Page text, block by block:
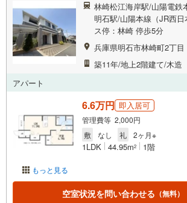
林崎松江海岸駅/山陽電鉄
明石駅/山陽本線（JR西
ス停：林崎 停歩5分
兵庫県明石市林崎町2丁目
築11年/地上2階建て/木造
アパート
もっと見る
6.6万円 即入居可
管理費等 2,000円
敷
なし 礼 2ヶ月※
1LDK 44.95m2 1階
空室状況を問い合わせる （無料）